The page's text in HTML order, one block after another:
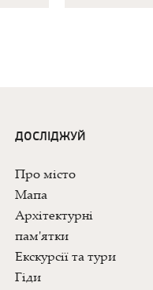
ДОСЛІДЖУЙ
Про місто
Мапа
Архітектурні
пам'ятки
Екскурсії та тури
Гіди